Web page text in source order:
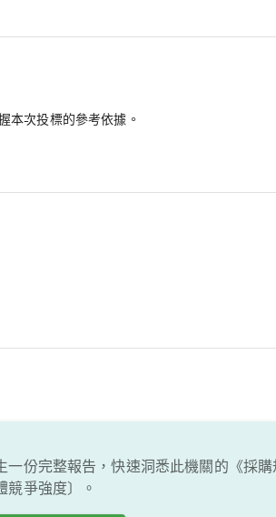
本次投標的參考依據。
一份完整報告，快速洞悉此機關的《採
競爭強度〕。